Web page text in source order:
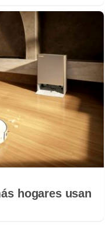
hogares usan